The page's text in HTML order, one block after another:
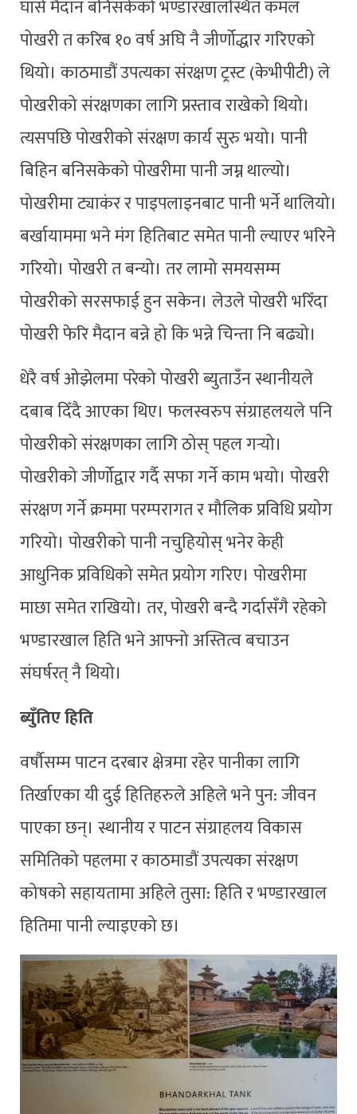
घाँसे मैदान बनिसकेको भण्डारखालस्थित कमल
पोखरी त करिब १० वर्ष अघि नै जीर्णोद्धार गरिएको
थियो। काठमाडौं उपत्यका संरक्षण ट्रस्ट (केभीपीटी) ले
पोखरीको संरक्षणका लागि प्रस्ताव राखेको थियो।
त्यसपछि पोखरीको संरक्षण कार्य सुरु भयो। पानी
बिहिन बनिसकेको पोखरीमा पानी जम्न थाल्यो।
पोखरीमा ट्याकंर र पाइपलाइनबाट पानी भर्ने थालियो।
बर्खायाममा भने मंग हितिबाट समेत पानी ल्याएर भरिने
गरियो। पोखरी त बन्यो। तर लामो समयसम्म
पोखरीको सरसफाई हुन सकेन। लेउले पोखरी भरिँदा
पोखरी फेरि मैदान बन्ने हो कि भन्ने चिन्ता नि बढ्यो।
धेरै वर्ष ओझेलमा परेको पोखरी ब्युताउँन स्थानीयले
दबाब दिँदै आएका थिए। फलस्वरुप संग्राहलयले पनि
पोखरीको संरक्षणका लागि ठोस् पहल गर्‍यो।
पोखरीको जीर्णोद्वार गर्दै सफा गर्ने काम भयो। पोखरी
संरक्षण गर्ने क्रममा परम्परागत र मौलिक प्रविधि प्रयोग
गरियो। पोखरीको पानी नचुहियोस् भनेर केही
आधुनिक प्रविधिको समेत प्रयोग गरिए। पोखरीमा
माछा समेत राखियो। तर, पोखरी बन्दै गर्दासँगै रहेको
भण्डारखाल हिति भने आफ्नो अस्तित्व बचाउन
संघर्षरत् नै थियो।
ब्युँतिए हिति
वर्षौसम्म पाटन दरबार क्षेत्रमा रहेर पानीका लागि
तिर्खाएका यी दुई हितिहरुले अहिले भने पुन: जीवन
पाएका छन्। स्थानीय र पाटन संग्राहलय विकास
समितिको पहलमा र काठमाडौं उपत्यका संरक्षण
कोषको सहायतामा अहिले तुसा: हिति र भण्डारखाल
हितिमा पानी ल्याइएको छ।